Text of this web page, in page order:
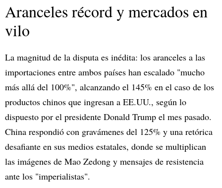
Aranceles récord y mercados en
vilo
La magnitud de la disputa es inédita: los aranceles a las
importaciones entre ambos países han escalado "mucho
más allá del 100%", alcanzando el 145% en el caso de los
productos chinos que ingresan a EE.UU., según lo
dispuesto por el presidente Donald Trump el mes pasado.
China respondió con gravámenes del 125% y una retórica
desafiante en sus medios estatales, donde se multiplican
las imágenes de Mao Zedong y mensajes de resistencia
ante los "imperialistas".